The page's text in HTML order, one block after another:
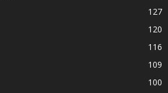
127
120
116
109
100